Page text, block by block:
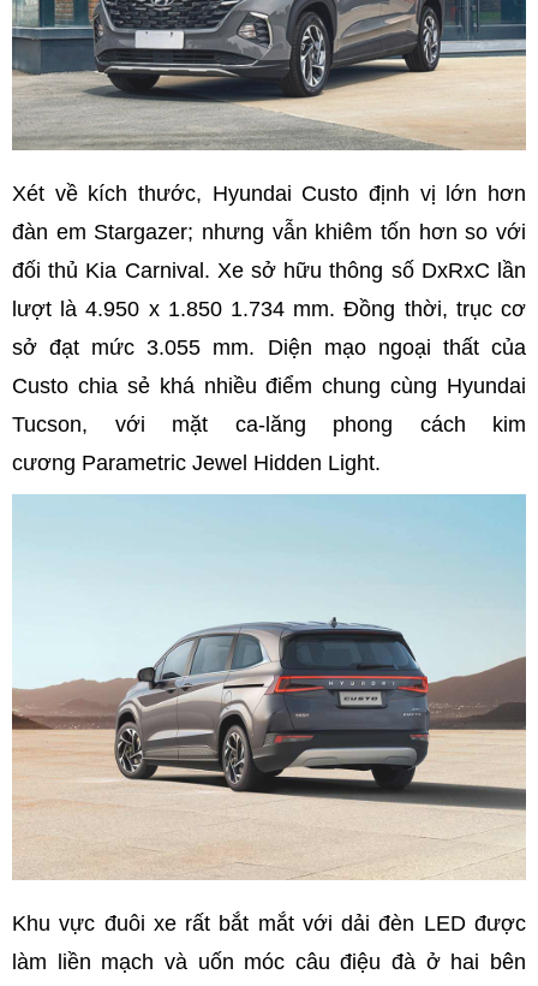
Xét về kích thước, Hyundai Custo định vị lớn hơn
đàn em Stargazer; nhưng vẫn khiêm tốn hơn so với
đối thủ Kia Carnival. Xe sở hữu thông số DxRxC lần
lượt là 4.950 x 1.850 1.734 mm. Đồng thời, trục cơ
sở đạt mức 3.055 mm. Diện mạo ngoại thất của
Custo chia sẻ khá nhiều điểm chung cùng Hyundai
Tucson, với mặt ca-lăng phong cách kim
cương Parametric Jewel Hidden Light.
Khu vực đuôi xe rất bắt mắt với dải đèn LED được
làm liền mạch và uốn móc câu điệu đà ở hai bên